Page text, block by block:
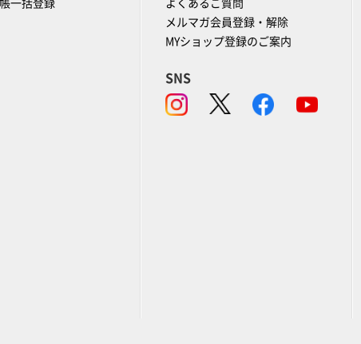
一括登録
よくあるご質問
メルマガ会員登録・解除
MYショップ登録のご案内
SNS